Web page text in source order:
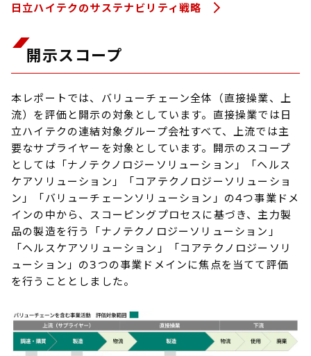
日立ハイテクのサステナビリティ戦略
開示スコープ
本レポートでは、バリューチェーン全体（直接操業、上
流）を評価と開示の対象としています。直接操業では日
立ハイテクの連結対象グループ会社すべて、上流では主
要なサプライヤーを対象としています。開示のスコープ
としては「ナノテクノロジーソリューション」「ヘルス
ケアソリューション」「コアテクノロジーソリューショ
ン」「バリューチェーンソリューション」の4つ事業ドメ
インの中から、スコーピングプロセスに基づき、主力製
品の製造を行う「ナノテクノロジーソリューション」
「ヘルスケアソリューション」「コアテクノロジーソリ
ューション」の3つの事業ドメインに焦点を当てて評価
を行うこととしました。